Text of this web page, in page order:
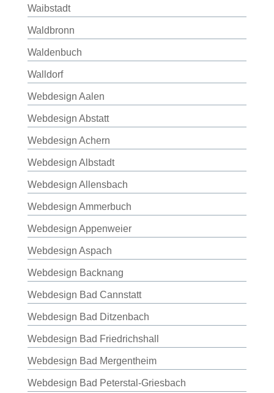
Waibstadt
Waldbronn
Waldenbuch
Walldorf
Webdesign Aalen
Webdesign Abstatt
Webdesign Achern
Webdesign Albstadt
Webdesign Allensbach
Webdesign Ammerbuch
Webdesign Appenweier
Webdesign Aspach
Webdesign Backnang
Webdesign Bad Cannstatt
Webdesign Bad Ditzenbach
Webdesign Bad Friedrichshall
Webdesign Bad Mergentheim
Webdesign Bad Peterstal-Griesbach